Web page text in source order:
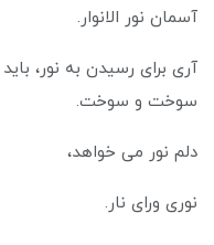
آسمان نور الانوار.
آری برای رسیدن به نور،
سوخت و سوخت.
دلم نور می خواهد،
نوری ورای نار.